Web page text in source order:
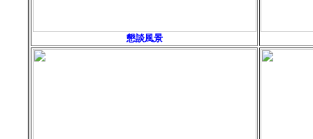
懇談風景